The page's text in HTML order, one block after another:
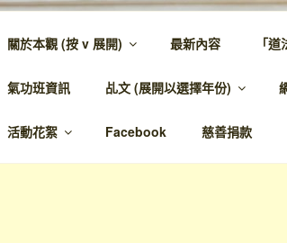
金蘭觀 –
金蘭至誠，神人溫馨，代天
關於本觀 (按 v 展開) 最新內容 「
氣功班資訊 乩文 (展開以選擇年份)
活動花絮 Facebook 慈善捐款